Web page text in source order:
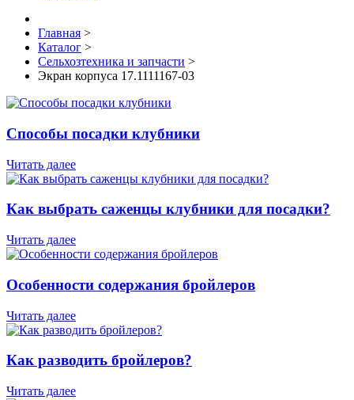
Главная >
Каталог >
Сельхозтехника и запчасти >
Экран корпуса 17.1111167-03
Способы посадки клубники
Читать далее
Как выбрать саженцы клубники для посадки?
Читать далее
Особенности содержания бройлеров
Читать далее
Как разводить бройлеров?
Читать далее